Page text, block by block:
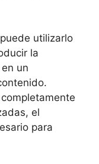
utilizarlo
la
un
el
para